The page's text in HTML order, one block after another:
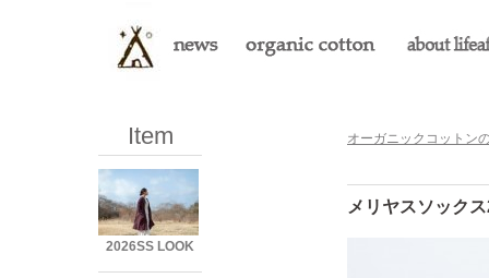
オーガニックコットン
メリヤスソック
Item
2026SS LOOK